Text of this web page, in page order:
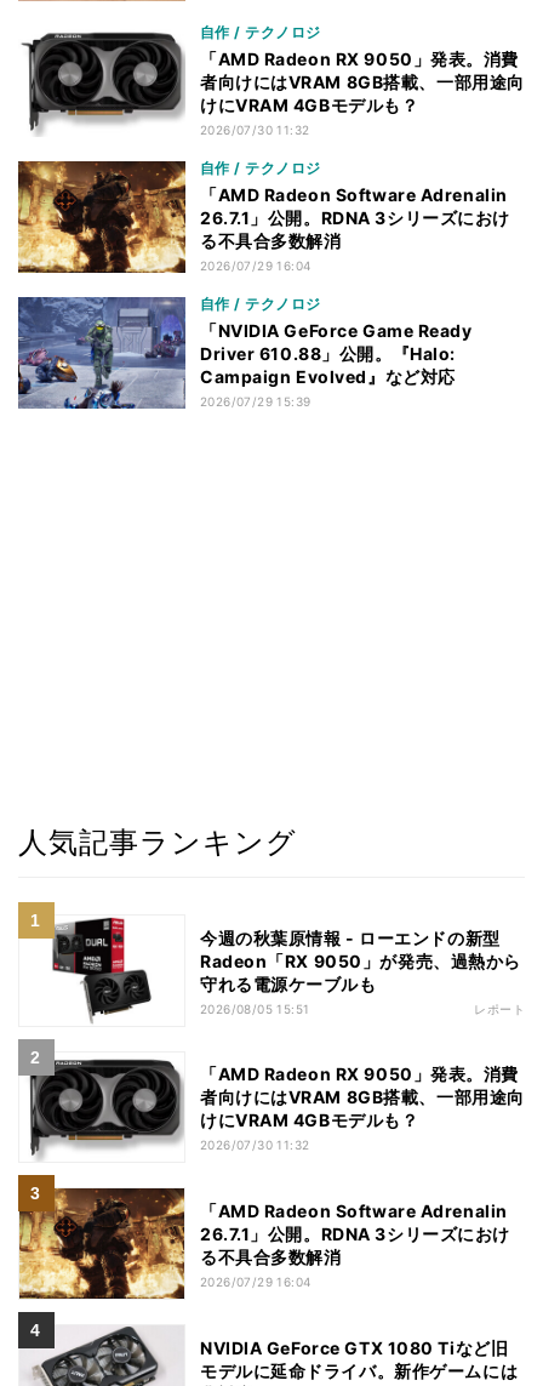
自作 / テクノロジ
「AMD Radeon RX 9050」発表。消費
者向けにはVRAM 8GB搭載、一部用途向
けにVRAM 4GBモデルも？
2026/07/30 11:32
自作 / テクノロジ
「AMD Radeon Software Adrenalin
26.7.1」公開。RDNA 3シリーズにおけ
る不具合多数解消
2026/07/29 16:04
自作 / テクノロジ
「NVIDIA GeForce Game Ready
Driver 610.88」公開。『Halo:
Campaign Evolved』など対応
2026/07/29 15:39
人気記事ランキング
今週の秋葉原情報 - ローエンドの新型
Radeon「RX 9050」が発売、過熱から
守れる電源ケーブルも
2026/08/05 15:51 レポート
「AMD Radeon RX 9050」発表。消費
者向けにはVRAM 8GB搭載、一部用途向
けにVRAM 4GBモデルも？
2026/07/30 11:32
「AMD Radeon Software Adrenalin
26.7.1」公開。RDNA 3シリーズにおけ
る不具合多数解消
2026/07/29 16:04
NVIDIA GeForce GTX 1080 Tiなど旧
モデルに延命ドライバ。新作ゲームには